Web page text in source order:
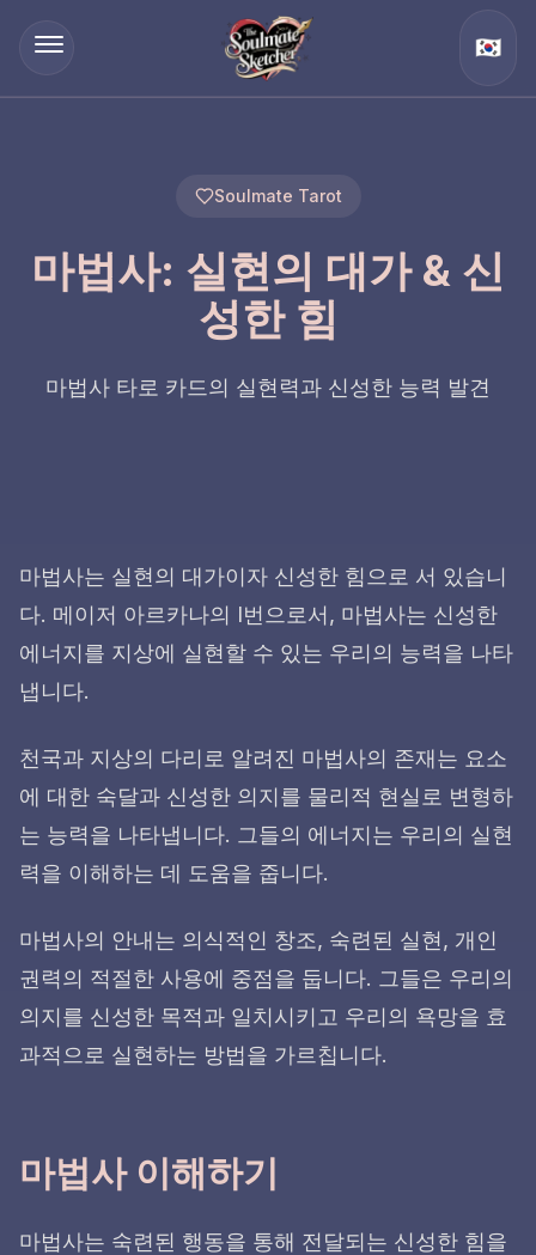
🇰🇷
Soulmate Tarot
마법사: 실현의 대가 & 신
성한 힘
마법사 타로 카드의 실현력과 신성한 능력 발견
마법사는 실현의 대가이자 신성한 힘으로 서 있습니
다. 메이저 아르카나의 I번으로서, 마법사는 신성한
에너지를 지상에 실현할 수 있는 우리의 능력을 나타
냅니다.
천국과 지상의 다리로 알려진 마법사의 존재는 요소
에 대한 숙달과 신성한 의지를 물리적 현실로 변형하
는 능력을 나타냅니다. 그들의 에너지는 우리의 실현
력을 이해하는 데 도움을 줍니다.
마법사의 안내는 의식적인 창조, 숙련된 실현, 개인
권력의 적절한 사용에 중점을 둡니다. 그들은 우리의
의지를 신성한 목적과 일치시키고 우리의 욕망을 효
과적으로 실현하는 방법을 가르칩니다.
마법사 이해하기
마법사는 숙련된 행동을 통해 전달되는 신성한 힘을